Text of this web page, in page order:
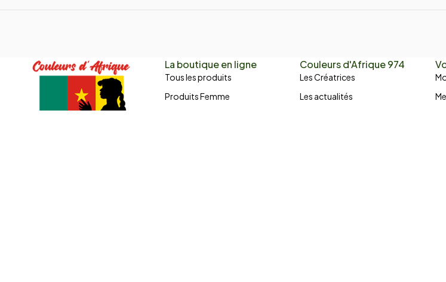
La boutique en ligne
Tous les produits
Produits Femme
Couleurs d'Afrique 974
Les Créatrices
Les actualités